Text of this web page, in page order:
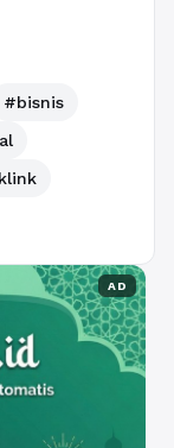
#bisnis
AD